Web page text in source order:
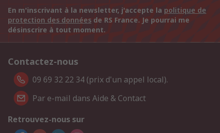
En m'inscrivant à la newsletter, j'accepte la politique de
protection des données de RS France. Je pourrai me
désinscrire à tout moment.
Contactez-nous
09 69 32 22 34 (prix d'un appel local).
Par e-mail dans Aide & Contact
Retrouvez-nous sur